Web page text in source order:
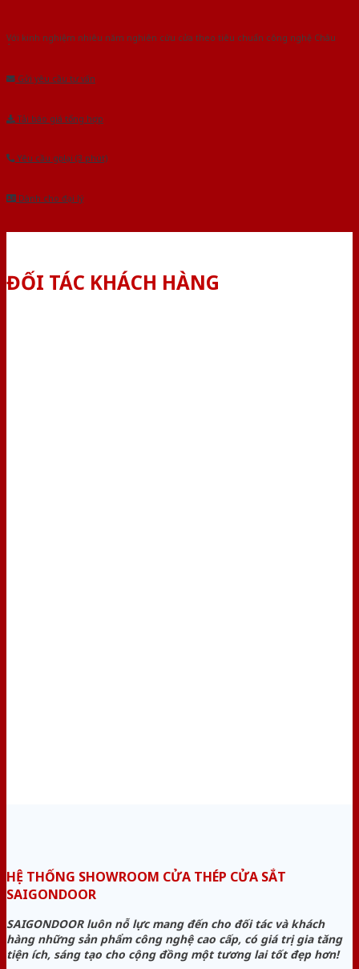
Với kinh nghiệm nhiêu năm nghiên cứu cửa theo tiêu chuẩn công nghệ Châu
Âu.Chúng tôi tự tin là nhà sản xuất & cung cấp hàng đầu tại Việt Nam!
Gửi yêu cầu tư vấn
Tải báo giá tổng hợp
Yêu cầu gọi lại (3 phút)
Dành cho đại lý
ĐỐI TÁC KHÁCH HÀNG
HỆ THỐNG SHOWROOM CỬA THÉP CỬA SẮT
SAIGONDOOR
SAIGONDOOR luôn nỗ lực mang đến cho đối tác và khách
hàng những sản phẩm công nghệ cao cấp, có giá trị gia tăng
tiện ích, sáng tạo cho cộng đồng một tương lai tốt đẹp hơn!